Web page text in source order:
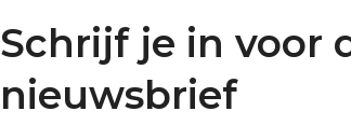
Schrijf je in voor
nieuwsbrief